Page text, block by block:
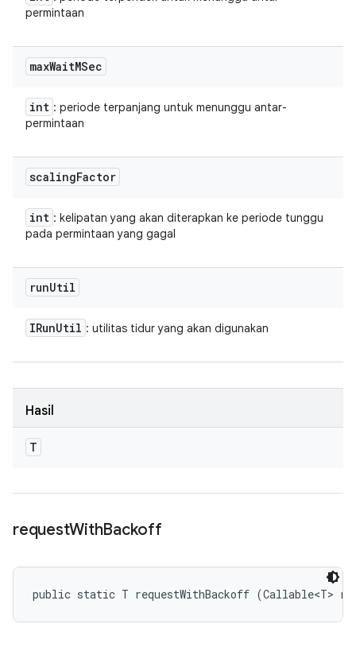
permintaan
maxWaitMSec
int : periode terpanjang untuk menunggu antar-
permintaan
scalingFactor
int : kelipatan yang akan diterapkan ke periode tunggu
pada permintaan yang gagal
runUtil
IRunUtil : utilitas tidur yang akan digunakan
Hasil
T
requestWithBackoff
public static T requestWithBackoff (Callable<T>